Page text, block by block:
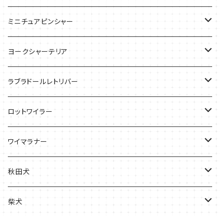
バッグ
ケース
Ｔシャツ
バッグ
雑貨
ケース
ミニチュアピンシャー
ケース
ヨークシャーテリア
Tシャツ
バッグ
ケース
ラブラドールレトリバー
Ｔシャツ
バッグ
ケース
ロットワイラー
Tシャツ
バッグ
ケース
ワイマラナー
Tシャツ
バッグ
秋田犬
バッグ
柴犬